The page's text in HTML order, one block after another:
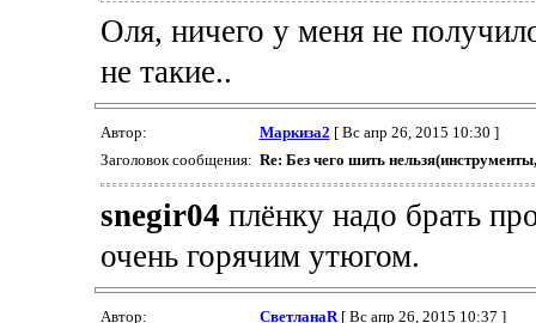
Оля, ничего у меня не
не такие..
Автор: Маркиза2 [ Вс апр 26, 2015 10:30 ]
Заголовок сообщения: Re: Без чего шить
snegir04 плёнку надо брать
очень горячим утюгом.
Автор: СветланаR[ Вс апр 26, 2015 10:37 ]